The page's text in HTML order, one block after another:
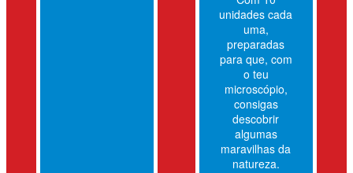
unidades cada
uma,
preparadas
para que, com
o teu
microscópio,
consigas
descobrir
algumas
maravilhas da
natureza.